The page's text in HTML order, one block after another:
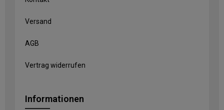
Versand
AGB
Vertrag widerrufen
Informationen